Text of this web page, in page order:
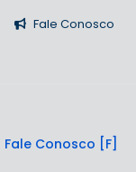
Fale Conosco
Fale Conosco